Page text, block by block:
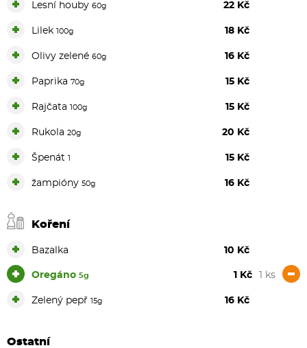
Lesní houby 60g 22 Kč
Lilek 100g 18 Kč
Olivy zelené 60g 16 Kč
Paprika 70g 15 Kč
Rajčata 100g 15 Kč
Rukola 20g 20 Kč
Špenát 1 15 Kč
žampióny 50g 16 Kč
Koření
Bazalka 10 Kč
+ Oregáno 5g 1 Kč 1 ks -
Zelený pepř 15g 16 Kč
Ostatní